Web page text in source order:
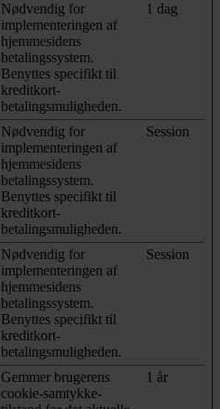
Nødvendig for
implementeringen af
hjemmesidens
betalingssystem.
Benyttes specifikt til
kreditkort-
betalingsmuligheden.
1 dag
Nødvendig for
implementeringen af
hjemmesidens
betalingssystem.
Benyttes specifikt til
kreditkort-
betalingsmuligheden.
Session
Nødvendig for
implementeringen af
hjemmesidens
betalingssystem.
Benyttes specifikt til
kreditkort-
betalingsmuligheden.
Session
Gemmer brugerens
cookie-samtykke-
1 år